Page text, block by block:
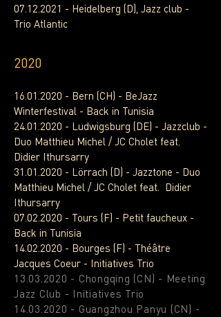
07.12.2021 - Heidelberg (D), Jazz club -
Trio Atlantic
2020
16.01.2020 - Bern (CH) - BeJazz
Winterfestival - Back in Tunisia
24.01.2020 - Ludwigsburg (DE) - Jazzclub -
Duo Matthieu Michel / JC Cholet feat.
Didier Ithursarry
31.01.2020 - Lörrach (D) - Jazztone - Duo
Matthieu Michel / JC Cholet feat. Didier
Ithursarry
07.02.2020 - Tours (F) - Petit faucheux -
Back in Tunisia
14.02.2020 - Bourges (F) - Théâtre
Jacques Coeur - Initiatives Trio
13.03.2020 - Chongqing (CN) - Meeting
Jazz Club - Initiatives Trio
14.03.2020 - Guangzhou Panyu (CN) -